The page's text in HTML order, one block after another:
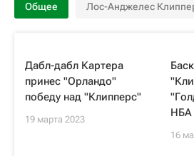
Общее Лос-Анджелес
Дабл-дабл Картера
принес "Орландо"
победу над "Клипперс"
19 марта 2023
НБА
16